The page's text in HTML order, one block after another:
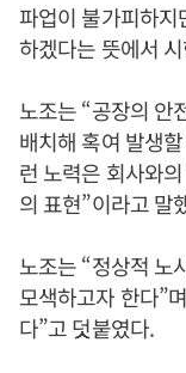
파업이 불가피하지
하겠다는 뜻에서
노조는 “공장의 안
배치해 혹여 발생
런 노력은 회사와
의 표현”이라고 말
노조는 “정상적 노
모색하고자 한다”
다”고 덧붙였다.